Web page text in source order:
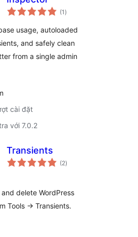
(1 tổng
đánh
)
usage, autoloaded
and safely clean
from a single admin
cài đặt
với 7.0.2
Transients
(2tổng
đánh
)
delete WordPress
Tools -> Transients.